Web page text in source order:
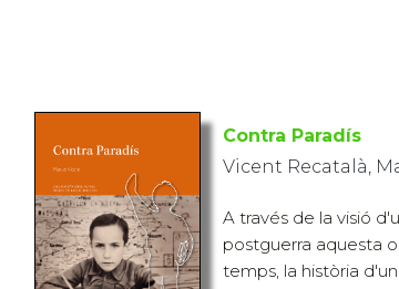
Contra Paradís
Vicent Recatalà,
A través de la visió
postguerra aquesta
temps, la història